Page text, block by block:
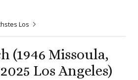
Los
(1946 Missoula,
Los Angeles)